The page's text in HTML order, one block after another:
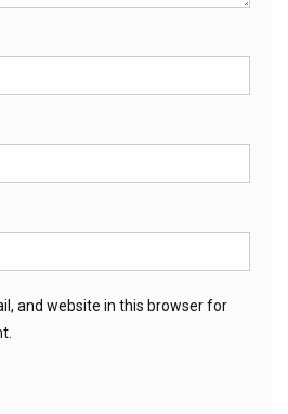
and website in this browser for